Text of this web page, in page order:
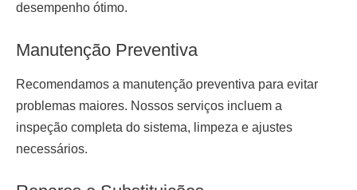
desempenho ótimo.
Manutenção Preventiva
Recomendamos a manutenção preventiva para evitar
problemas maiores. Nossos serviços incluem a
inspeção completa do sistema, limpeza e ajustes
necessários.